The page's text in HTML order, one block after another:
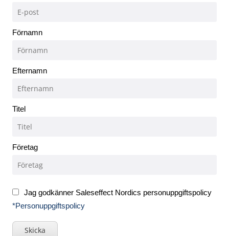
Förnamn
Efternamn
Titel
Företag
Jag godkänner Saleseffect Nordics personuppgiftspolicy
*Personuppgiftspolicy
Skicka